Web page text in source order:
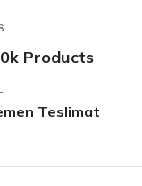
Products
Teslimat